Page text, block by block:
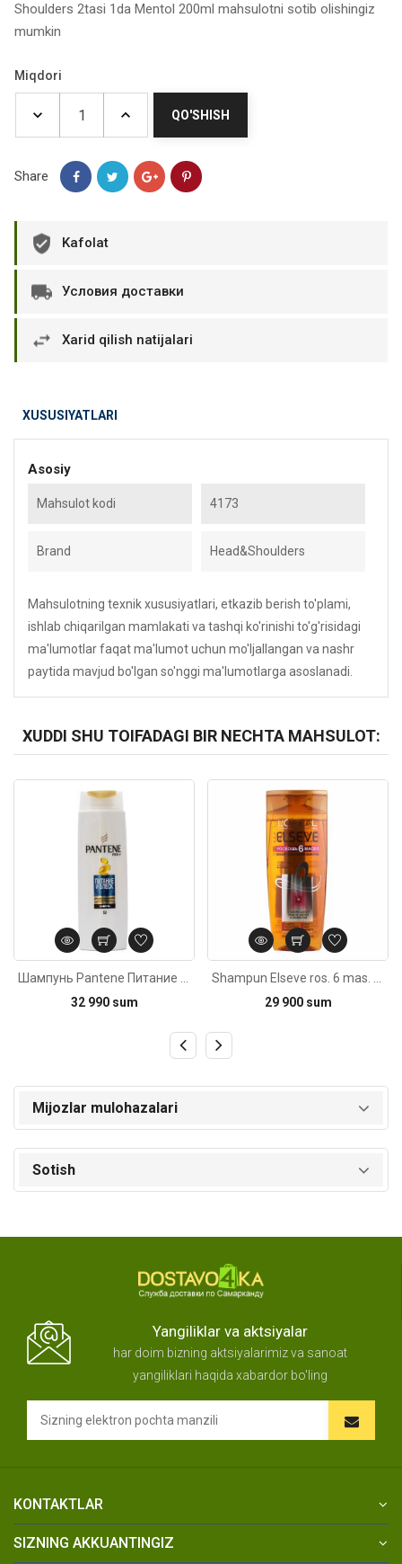
Shoulders 2tasi 1da Mentol 200ml mahsulotni sotib olishingiz
mumkin
Miqdori
QO'SHISH
Share
Kafolat
Условия доставки
Xarid qilish natijalari
XUSUSIYATLARI
Asosiy
Mahsulot kodi 4173
Brand Head&Shoulders
Mahsulotning texnik xususiyatlari, etkazib berish to'plami,
ishlab chiqarilgan mamlakati va tashqi ko'rinishi to'g'risidagi
ma'lumotlar faqat ma'lumot uchun mo'ljallangan va nashr
paytida mavjud bo'lgan so'nggi ma'lumotlarga asoslanadi.
XUDDI SHU TOIFADAGI BIR NECHTA MAHSULOT:
32 990 sum
29 900 sum
Mijozlar mulohazalari
Sotish
Yangiliklar va aktsiyalar
har doim bizning aktsiyalarimiz va sanoat
yangiliklari haqida xabardor bo'ling
KONTAKTLAR
SIZNING AKKUANTINGIZ